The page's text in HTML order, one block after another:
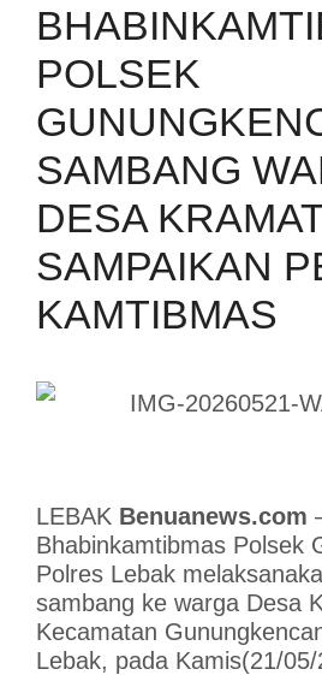
POLSEK
SAMBANG
DESA
SAMPAIKAN
KAMTIBMAS
LEBAK Benuanews.com
Bhabinkamtibmas Polsek
Polres Lebak
sambang ke warga Desa
Kecamatan
Lebak, pada Kamis(21/05/